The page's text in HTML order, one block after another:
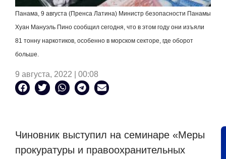
Панама, 9 августа (Пренса Латина) Министр безопасности Панамы
Хуан Мануэль Пино сообщил сегодня, что в этом году они изъяли
81 тонну наркотиков, особенно в морском секторе, где оборот
больше.
9 августа, 2022 | 00:08
Чиновник выступил на семинаре «Меры
прокуратуры и правоохранительных